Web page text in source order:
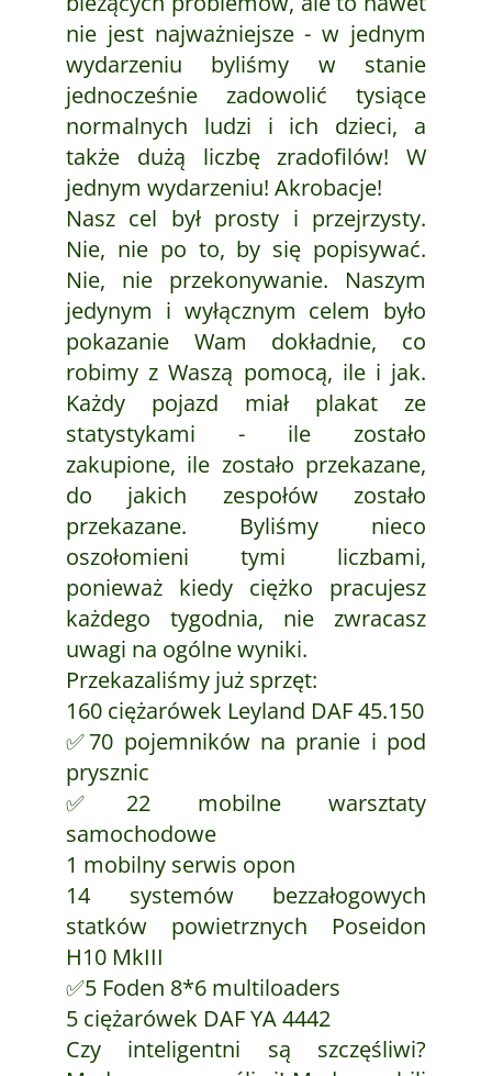
nie jest najważniejsze - w jednym
wydarzeniu byliśmy w stanie
jednocześnie zadowolić tysiące
normalnych ludzi i ich dzieci, a
także dużą liczbę zradofilów! W
jednym wydarzeniu! Akrobacje!
Nasz cel był prosty i przejrzysty.
Nie, nie po to, by się popisywać.
Nie, nie przekonywanie. Naszym
jedynym i wyłącznym celem było
pokazanie Wam dokładnie, co
robimy z Waszą pomocą, ile i jak.
Każdy pojazd miał plakat ze
statystykami - ile zostało
zakupione, ile zostało przekazane,
do jakich zespołów zostało
przekazane. Byliśmy nieco
oszołomieni tymi liczbami,
ponieważ kiedy ciężko pracujesz
każdego tygodnia, nie zwracasz
uwagi na ogólne wyniki.
Przekazaliśmy już sprzęt:
160 ciężarówek Leyland DAF 45.150
✅70 pojemników na pranie i pod
prysznic
✅22 mobilne warsztaty
samochodowe
1 mobilny serwis opon
14 systemów bezzałogowych
statków powietrznych Poseidon
H10 MkIII
✅5 Foden 8*6 multiloaders
5 ciężarówek DAF YA 4442
Czy inteligentni są szczęśliwi?